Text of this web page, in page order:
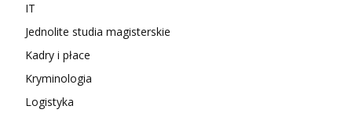
IT
Jednolite studia magisterskie
Kadry i płace
Kryminologia
Logistyka